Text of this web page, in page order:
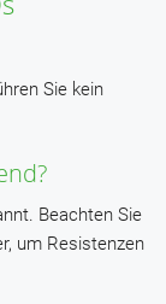
Sie kein
Beachten Sie
um Resistenzen